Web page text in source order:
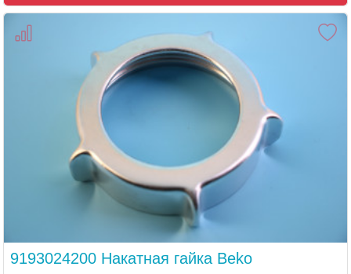
9193024200 Накатная гайка Beko